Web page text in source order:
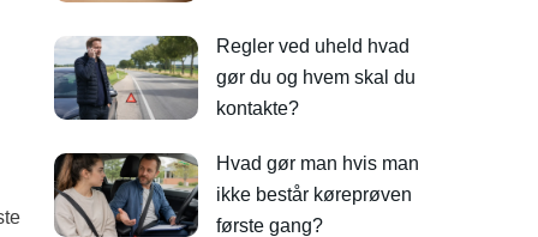
Regler ved uheld hvad
gør du og hvem skal du
kontakte?
Hvad gør man hvis man
ikke består køreprøven
første gang?